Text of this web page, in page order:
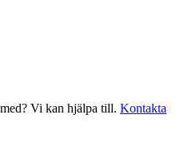
Vi kan hjälpa till. Kontakta